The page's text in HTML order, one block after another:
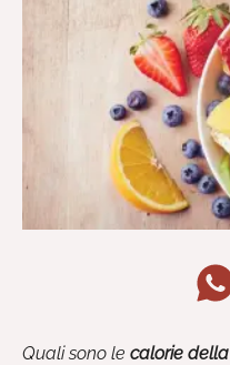
Quali sono le calorie